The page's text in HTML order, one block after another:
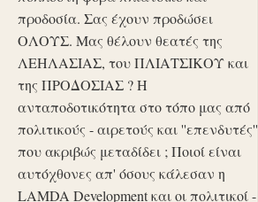
προδοσία. Σας έχουν προδώσει
ΟΛΟΥΣ. Μας θέλουν θεατές της
ΛΕΗΛΑΣΙΑΣ, του ΠΛΙΑΤΣΙΚΟΥ και
της ΠΡΟΔΟΣΙΑΣ ? Η
ανταποδοτικότητα στο τόπο μας από
πολιτικούς - αιρετούς και ''επενδυτές''
που ακριβώς μεταδίδει ; Ποιοί είναι
αυτόχθονες απ' όσους κάλεσαν η
LAMDA Development και οι πολιτικοί -